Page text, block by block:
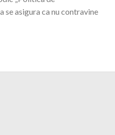
se asigura ca nu contravine